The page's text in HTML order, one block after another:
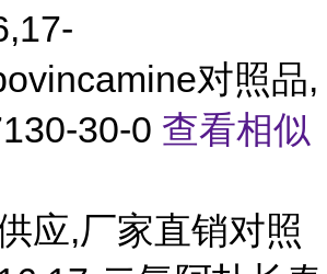
对照品,
30-0 查看相似
应,厂家直销对照